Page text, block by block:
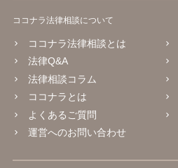
ココナラ法律相談について
ココナラ法律相談とは
法律Q&A
法律相談コラム
ココナラとは
よくあるご質問
運営へのお問い合わせ